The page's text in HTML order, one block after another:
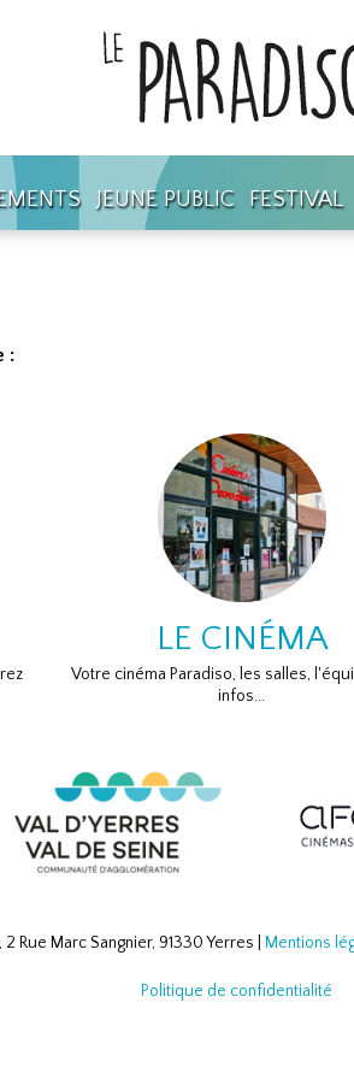
JEUNE PUBLIC FESTIVAL
:
LE CINÉMA
Votre cinéma Paradiso, les salles,
infos...
Rue Marc Sangnier, 91330 Yerres | Mentions
Politique de confidentialité